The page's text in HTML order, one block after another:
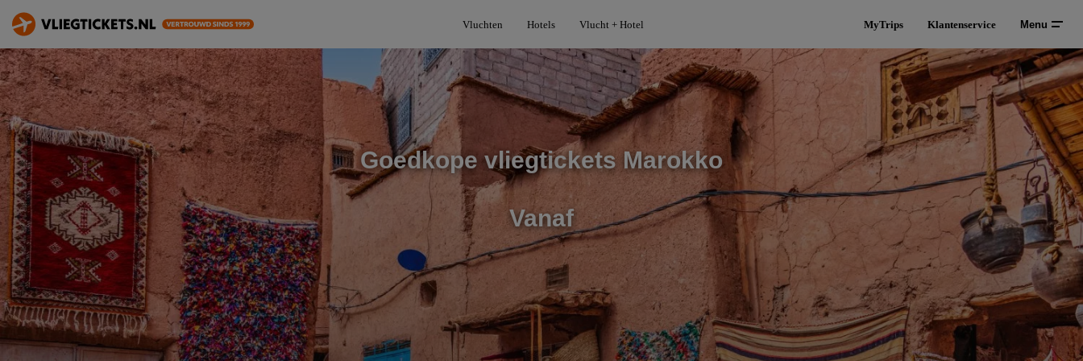
Vluchten Hotels Vlucht + Hotel MyTrips Klantenservice Menu
Goedkope vliegtickets Marokko
Vanaf